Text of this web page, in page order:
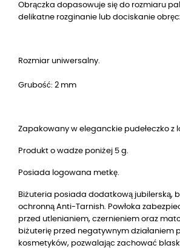
Obrączka dopasowuje się do rozmiaru
delikatne rozginanie lub dociskanie
Rozmiar uniwersalny.
Grubość: 2 mm
Zapakowany w eleganckie pudełeczko z
Produkt o wadze poniżej 5 g.
Posiada logowana metkę.
Biżuteria posiada dodatkową jubilerską,
ochronną Anti-Tarnish. Powłoka
przed utlenianiem, czernieniem oraz
biżuterię przed negatywnym działaniem
kosmetyków, pozwalając zachować blask